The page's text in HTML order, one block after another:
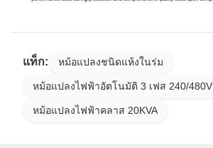
แท็ก: หม้อแปลงชนิดแห้งในร่ม
หม้อแปลงไฟฟ้าอัตโนมัติ 3 เฟส 240/480V
หม้อแปลงไฟฟ้าคลาส 20KVA